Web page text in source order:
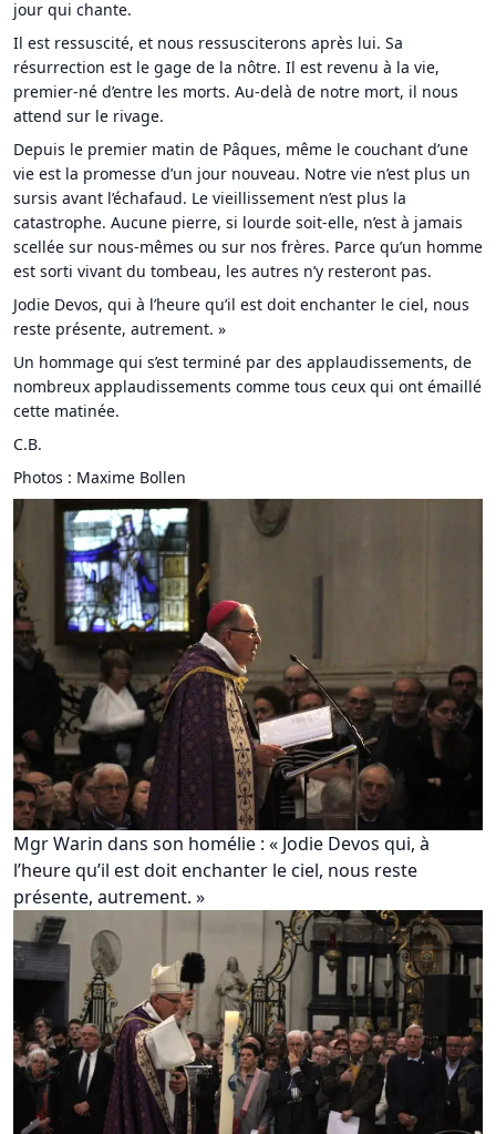
jour qui chante.
Il est ressuscité, et nous ressusciterons après lui. Sa
résurrection est le gage de la nôtre. Il est revenu à la vie,
premier-né d’entre les morts. Au-delà de notre mort, il nous
attend sur le rivage.
Depuis le premier matin de Pâques, même le couchant d’une
vie est la promesse d’un jour nouveau. Notre vie n’est plus un
sursis avant l’échafaud. Le vieillissement n’est plus la
catastrophe. Aucune pierre, si lourde soit-elle, n’est à jamais
scellée sur nous-mêmes ou sur nos frères. Parce qu’un homme
est sorti vivant du tombeau, les autres n’y resteront pas.
Jodie Devos, qui à l’heure qu’il est doit enchanter le ciel, nous
reste présente, autrement. »
Un hommage qui s’est terminé par des applaudissements, de
nombreux applaudissements comme tous ceux qui ont émaillé
cette matinée.
C.B.
Photos : Maxime Bollen
Mgr Warin dans son homélie : « Jodie Devos qui, à
l’heure qu’il est doit enchanter le ciel, nous reste
présente, autrement. »